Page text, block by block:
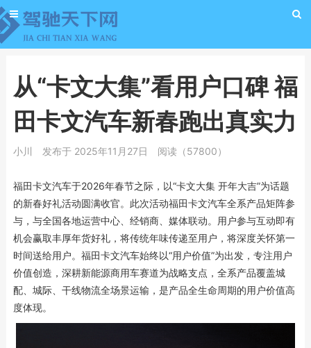
从“卡文大集”看用户口碑 福
田卡文汽车新春跑出真实力
小川 发布于 2025年11月27日 阅读（57800）
福田卡文汽车于2026年春节之际，以“卡文大集 开年大吉”为话题
的新春好礼活动圆满收官。此次活动福田卡文汽车全系产品矩阵参
与，与全国各地运营中心、经销商、媒体联动。用户参与互动即有
机会赢取丰厚年货好礼，将传统年味传递至用户，将深度关怀第一
时间送给用户。福田卡文汽车始终以“用户价值”为出发，专注用户
价值创造，深耕新能源商用车赛道为战略支点，全系产品覆盖城
配、城际、干线物流全场景运输，是产品全生命周期的用户价值高
度体现。